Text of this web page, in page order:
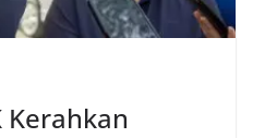
Kerahkan